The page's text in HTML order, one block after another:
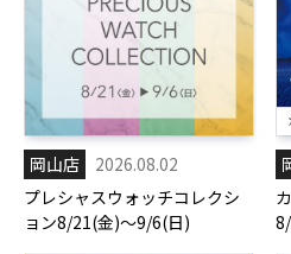
岡山店
2026.08.02
プレシャスウォッチコレクシ
ョン8/21(金)～9/6(日)